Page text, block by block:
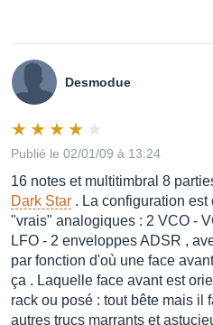
Desmodue
Publié le 02/01/09 à 13:24
16 notes et multitimbral 8
Dark Star . La configuration
"vrais" analogiques : 2 VCO -
LFO - 2 enveloppes ADSR ,
par fonction d'où une face
ça . Laquelle face avant est
rack ou posé : tout bête mais il
autres trucs marrants et